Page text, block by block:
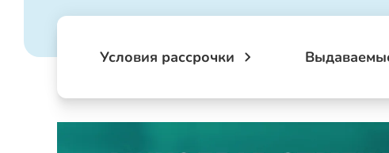
Условия рассрочки